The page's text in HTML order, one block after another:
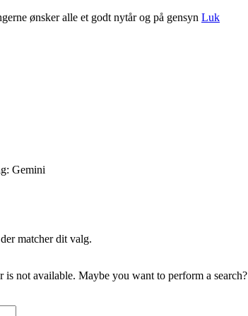
ønsker alle et godt nytår og på gensyn Luk
Gemini
matcher dit valg.
is not available. Maybe you want to perform a search?